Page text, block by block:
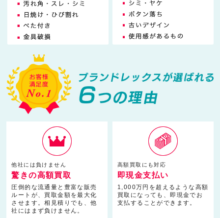
他社には負けません
驚きの高額買取
圧倒的な流通量と豊富な販売
ルートが、買取金額を最大化
させます。相見積りでも、他
社にはまず負けません。
高額買取にも対応
即現金支払い
1,000万円を超えるような高額
買取になっても、即現金でお
支払することができます。